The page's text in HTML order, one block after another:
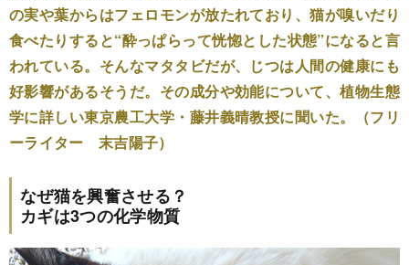
の実や葉からはフェロモンが放たれており、猫が嗅いだり
食べたりすると“酔っぱらって恍惚とした状態”になると言
われている。そんなマタタビだが、じつは人間の健康にも
好影響があるそうだ。その成分や効能について、植物生態
学に詳しい東京農工大学・藤井義晴教授に聞いた。（フリ
ーライター 末吉陽子）
なぜ猫を興奮させる？
カギは3つの化学物質